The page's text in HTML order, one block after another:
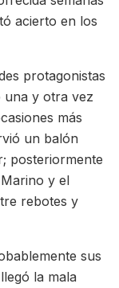
acierto en los
protagonistas
una y otra vez
más
un balón
posteriormente
y el
rebotes y
sus
la mala